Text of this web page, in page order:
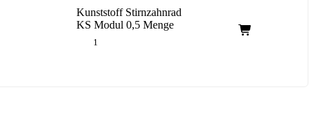
Kunststoff Stirnzahnrad
KS Modul 0,5 Menge